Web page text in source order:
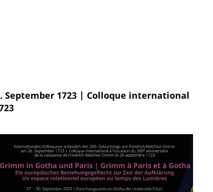
1723 | Colloque international